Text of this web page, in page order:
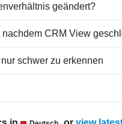
geändert?
CRM View
schwer zu erkennen